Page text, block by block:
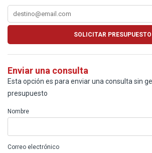
Enviar una consulta
Esta opción es para enviar una consulta sin
presupuesto
Nombre
Correo electrónico